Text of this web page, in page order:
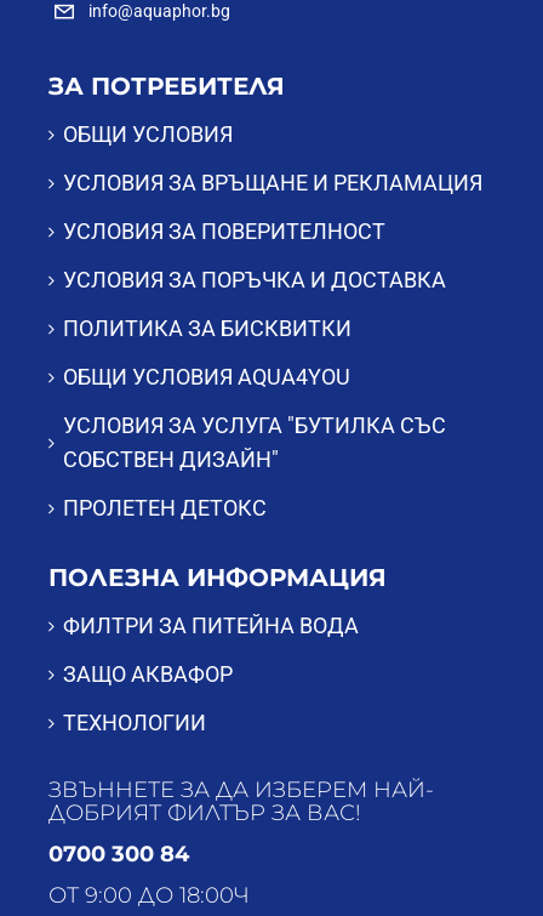
info@aquaphor.bg
ЗА ПОТРЕБИТЕЛЯ
ОБЩИ УСЛОВИЯ
УСЛОВИЯ ЗА ВРЪЩАНЕ И РЕКЛАМАЦИЯ
УСЛОВИЯ ЗА ПОВЕРИТЕЛНОСТ
УСЛОВИЯ ЗА ПОРЪЧКА И ДОСТАВКА
ПОЛИТИКА ЗА БИСКВИТКИ
ОБЩИ УСЛОВИЯ AQUA4YOU
УСЛОВИЯ ЗА УСЛУГА "БУТИЛКА СЪС
СОБСТВЕН ДИЗАЙН"
ПРОЛЕТЕН ДЕТОКС
ПОЛЕЗНА ИНФОРМАЦИЯ
ФИЛТРИ ЗА ПИТЕЙНА ВОДА
ЗАЩО АКВАФОР
ТЕХНОЛОГИИ
ЗВЪННЕТЕ ЗА ДА ИЗБЕРЕМ НАЙ-
ДОБРИЯТ ФИЛТЪР ЗА ВАС!
0700 300 84
ОТ 9:00 ДО 18:00Ч